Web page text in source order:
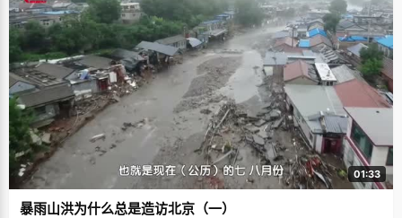
01:33
暴雨山洪为什么总是造访北京（一）